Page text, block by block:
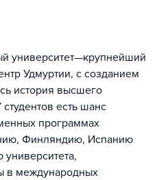
университет—крупнейший
Удмуртии, с созданием
история высшего
есть шанс
программах
Финляндию, Испанию
в международных